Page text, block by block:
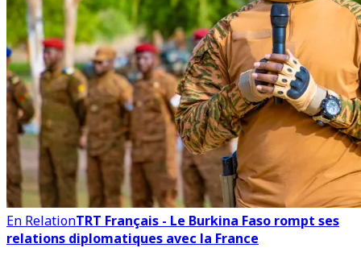
En RelationTRT Français - Le Burkina Faso rompt ses
relations diplomatiques avec la France